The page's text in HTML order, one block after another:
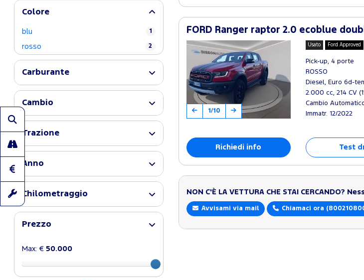
Colore
blu 1
rosso 2
Carburante
Cambio
Trazione
Anno
Chilometraggio
Prezzo
Max: € 50.000
FORD Ranger raptor 2.0 ecoblue
1/10
Usato Ford Approved
Pick-up, 4 porte
ROSSO
Diesel, Euro 6d-
2.000 cc, 214 CV
Cambio
Immatr. 12/2022
Richiedi info Test
NON C'È LA VETTURA CHE STAI CERCANDO?
Avvisami via mail Chiamaci ora